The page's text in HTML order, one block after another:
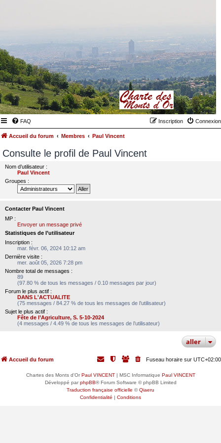
FAQ Connexion
Inscription
Accueil du forum Membres Paul Vincent
Consulte le profil de Paul Vincent
Nom d’utilisateur :
Paul Vincent
Groupes :
Contacter Paul Vincent
MP :
Envoyer un message privé
Statistiques de l’utilisateur
Inscription :
mar. févr. 06, 2024 10:12 am
Dernière visite :
mer. août 05, 2026 7:28 pm
Nombre total de messages :
89
(97.80 % de tous les messages / 0.10 messages par jour)
Forum le plus actif :
DANS L'ACTUALITE
(75 messages / 84.27 % de tous les messages de l’utilisateur)
Sujet le plus actif :
Fête de l’Agriculture, S. 5-10-2024
(4 messages / 4.49 % de tous les messages de l’utilisateur)
aller
Accueil du forum Fuseau horaire sur UTC+02:00
Chartes des Monts d'OrPaul VINCENT| MSC Informatique Paul VINCENT
Développé parphpBB® Forum Software © phpBB Limited
Traduction française officielle ©Qiaeru
Confidentialité | Conditions